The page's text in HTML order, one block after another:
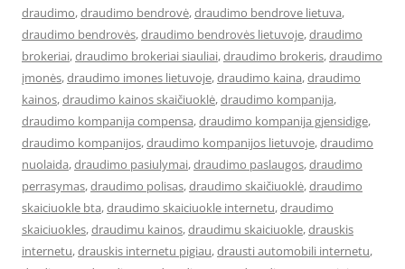
draudimo,draudimo bendrovė,draudimo bendrove lietuva,
draudimo bendrovės,draudimo bendrovės lietuvoje,draudimo
brokeriai,draudimo brokeriai siauliai,draudimo brokeris,draudimo
įmonės,draudimo imones lietuvoje,draudimo kaina,draudimo
kainos,draudimo kainos skaičiuoklė,draudimo kompanija,
draudimo kompanija compensa,draudimo kompanija gjensidige,
draudimo kompanijos,draudimo kompanijos lietuvoje,draudimo
nuolaida,draudimo pasiulymai,draudimo paslaugos,draudimo
perrasymas,draudimo polisas,draudimo skaičiuoklė,draudimo
skaiciuokle bta,draudimo skaiciuokle internetu,draudimo
skaiciuokles,draudimu kainos,draudimu skaiciuokle,drauskis
internetu,drauskis internetu pigiau,drausti automobili internetu,